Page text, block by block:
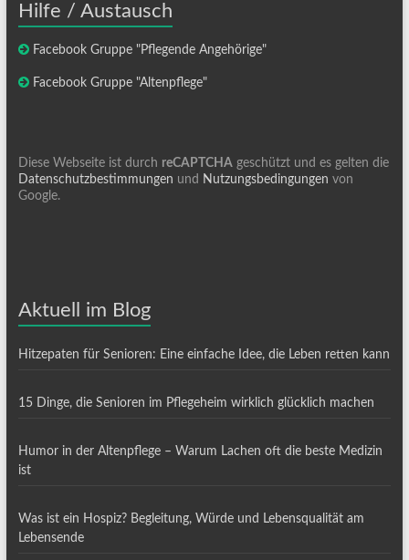
Hilfe / Austausch
Facebook Gruppe "Pflegende Angehörige"
Facebook Gruppe "Altenpflege"
Diese Webseite ist durch reCAPTCHAgeschützt und es gelten die
Datenschutzbestimmungen und Nutzungsbedingungen von
Google.
Aktuell im Blog
Hitzepaten für Senioren: Eine einfache Idee, die Leben retten kann
15 Dinge, die Senioren im Pflegeheim wirklich glücklich machen
Humor in der Altenpflege – Warum Lachen oft die beste Medizin
ist
Was ist ein Hospiz? Begleitung, Würde und Lebensqualität am
Lebensende